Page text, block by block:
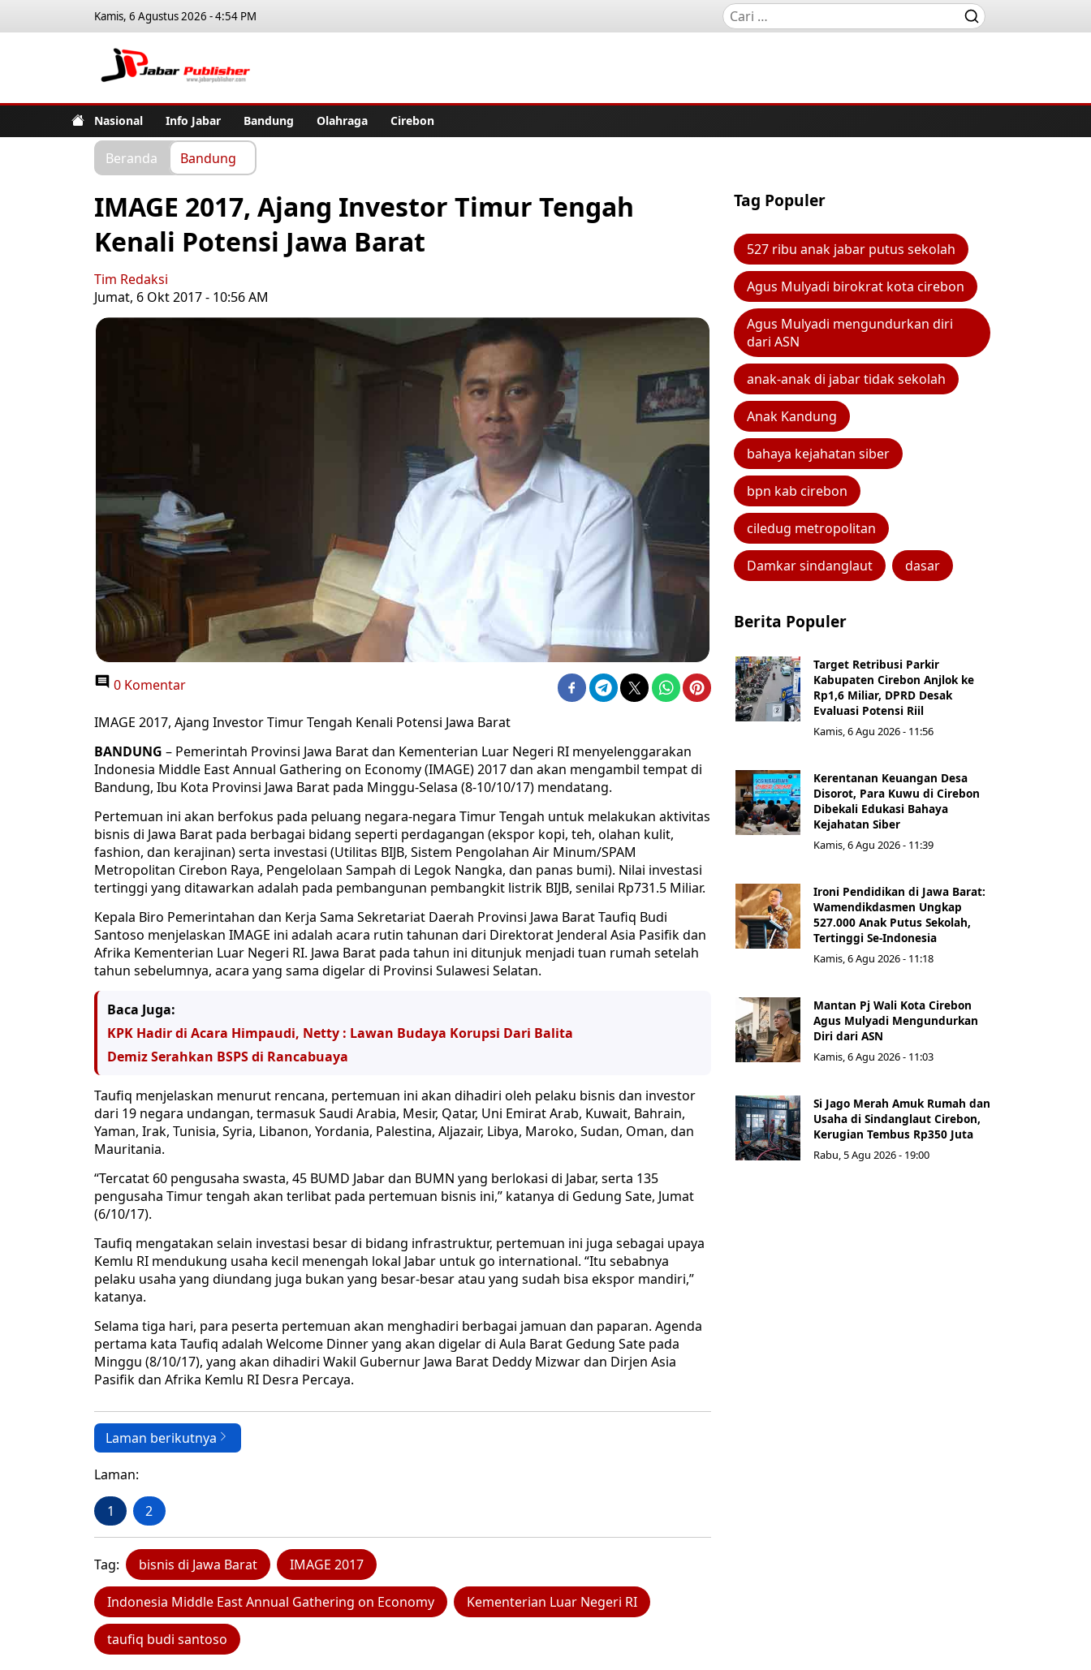
Kamis, 6 Agustus 2026 - 4:54 PM
Nasional Info Jabar Bandung Olahraga Cirebon
Beranda Bandung
IMAGE 2017, Ajang Investor Timur Tengah
Kenali Potensi Jawa Barat
Tim Redaksi
Jumat, 6 Okt 2017 - 10:56 AM
0 Komentar
IMAGE 2017, Ajang Investor Timur Tengah Kenali Potensi Jawa Barat
BANDUNG – Pemerintah Provinsi Jawa Barat dan Kementerian Luar Negeri RI menyelenggarakan
Indonesia Middle East Annual Gathering on Economy (IMAGE) 2017 dan akan mengambil tempat di
Bandung, Ibu Kota Provinsi Jawa Barat pada Minggu-Selasa (8-10/10/17) mendatang.
Pertemuan ini akan berfokus pada peluang negara-negara Timur Tengah untuk melakukan aktivitas
bisnis di Jawa Barat pada berbagai bidang seperti perdagangan (ekspor kopi, teh, olahan kulit,
fashion, dan kerajinan) serta investasi (Utilitas BIJB, Sistem Pengolahan Air Minum/SPAM
Metropolitan Cirebon Raya, Pengelolaan Sampah di Legok Nangka, dan panas bumi). Nilai investasi
tertinggi yang ditawarkan adalah pada pembangunan pembangkit listrik BIJB, senilai Rp731.5 Miliar.
Kepala Biro Pemerintahan dan Kerja Sama Sekretariat Daerah Provinsi Jawa Barat Taufiq Budi
Santoso menjelaskan IMAGE ini adalah acara rutin tahunan dari Direktorat Jenderal Asia Pasifik dan
Afrika Kementerian Luar Negeri RI. Jawa Barat pada tahun ini ditunjuk menjadi tuan rumah setelah
tahun sebelumnya, acara yang sama digelar di Provinsi Sulawesi Selatan.
Baca Juga:
KPK Hadir di Acara Himpaudi, Netty : Lawan Budaya Korupsi Dari Balita
Demiz Serahkan BSPS di Rancabuaya
Taufiq menjelaskan menurut rencana, pertemuan ini akan dihadiri oleh pelaku bisnis dan investor
dari 19 negara undangan, termasuk Saudi Arabia, Mesir, Qatar, Uni Emirat Arab, Kuwait, Bahrain,
Yaman, Irak, Tunisia, Syria, Libanon, Yordania, Palestina, Aljazair, Libya, Maroko, Sudan, Oman, dan
Mauritania.
“Tercatat 60 pengusaha swasta, 45 BUMD Jabar dan BUMN yang berlokasi di Jabar, serta 135
pengusaha Timur tengah akan terlibat pada pertemuan bisnis ini,” katanya di Gedung Sate, Jumat
(6/10/17).
Taufiq mengatakan selain investasi besar di bidang infrastruktur, pertemuan ini juga sebagai upaya
Kemlu RI mendukung usaha kecil menengah lokal Jabar untuk go international. “Itu sebabnya
pelaku usaha yang diundang juga bukan yang besar-besar atau yang sudah bisa ekspor mandiri,”
katanya.
Selama tiga hari, para peserta pertemuan akan menghadiri berbagai jamuan dan paparan. Agenda
pertama kata Taufiq adalah Welcome Dinner yang akan digelar di Aula Barat Gedung Sate pada
Minggu (8/10/17), yang akan dihadiri Wakil Gubernur Jawa Barat Deddy Mizwar dan Dirjen Asia
Pasifik dan Afrika Kemlu RI Desra Percaya.
Laman berikutnya
Laman:
1 2
Tag: bisnis di Jawa Barat IMAGE 2017
Indonesia Middle East Annual Gathering on Economy Kementerian Luar Negeri RI
taufiq budi santoso
Tag Populer
527 ribu anak jabar putus sekolah
Agus Mulyadi birokrat kota cirebon
Agus Mulyadi mengundurkan diri
dari ASN
anak-anak di jabar tidak sekolah
Anak Kandung
bahaya kejahatan siber
bpn kab cirebon
ciledug metropolitan
Damkar sindanglaut dasar
Berita Populer
Target Retribusi Parkir
Kabupaten Cirebon Anjlok ke
Rp1,6 Miliar, DPRD Desak
Evaluasi Potensi Riil
Kamis, 6 Agu 2026 - 11:56
Kerentanan Keuangan Desa
Disorot, Para Kuwu di Cirebon
Dibekali Edukasi Bahaya
Kejahatan Siber
Kamis, 6 Agu 2026 - 11:39
Ironi Pendidikan di Jawa Barat:
Wamendikdasmen Ungkap
527.000 Anak Putus Sekolah,
Tertinggi Se-Indonesia
Kamis, 6 Agu 2026 - 11:18
Mantan Pj Wali Kota Cirebon
Agus Mulyadi Mengundurkan
Diri dari ASN
Kamis, 6 Agu 2026 - 11:03
Si Jago Merah Amuk Rumah dan
Usaha di Sindanglaut Cirebon,
Kerugian Tembus Rp350 Juta
Rabu, 5 Agu 2026 - 19:00